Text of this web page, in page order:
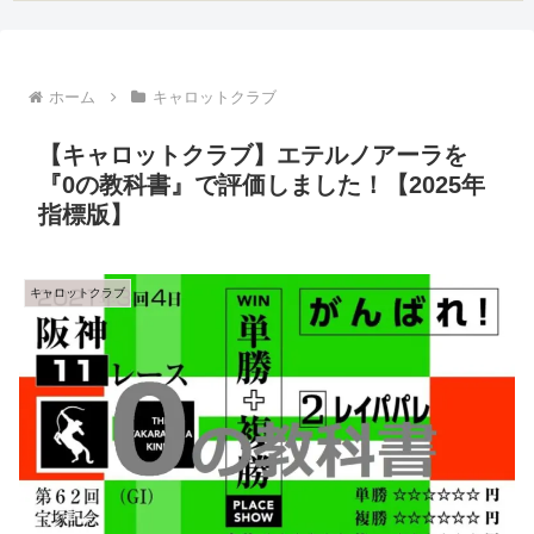
ホーム キャロットクラブ
【キャロットクラブ】エテルノアーラを
『0の教科書』で評価しました！【2025年
指標版】
キャロットクラブ